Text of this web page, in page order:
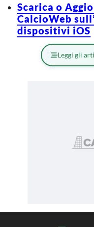
Scarica o
CalcioWeb
dispositivi iOS
Leggi gli